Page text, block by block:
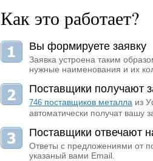
Как это работает?
Вы формируете заявку
Заявка устроена таким
нужные наименования и их
Поставщики получают
746 поставщиков металла из
автоматически получат вашу
Поставщики отвечают
Ответы с предложениями от
указаный вами Email.